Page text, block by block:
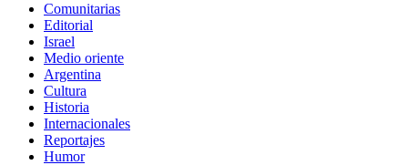
Comunitarias
Editorial
Israel
Medio oriente
Argentina
Cultura
Historia
Internacionales
Reportajes
Humor